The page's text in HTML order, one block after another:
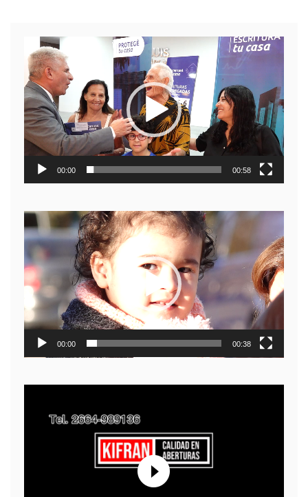
Reproductor
de
video
00:00 00:58
Reproductor
de
video
00:00 00:38